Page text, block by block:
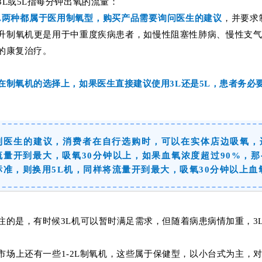
种都属于医用制氧型，购买产品需要询问医生的建议 ，并要
制氧机更是用于中重度疾病患者，如慢性阻塞性肺病、慢性支
康复治疗 。
制氧机的选择上，如果医生直接建议使用3L还是5L，患者务必
医生的建议，消费者在自行选购时，可以在实体店边吸氧
量开到最大，吸氧30分钟以上，如果血氧浓度超过90%，
准，则换用5L机，同样将流量开到最大，吸氧30分钟以上
的是，有时候3L机可以暂时满足需求，但随着病患病情加重，
场上还有一些1-2L制氧机，这些属于保健型，以小台式为主，